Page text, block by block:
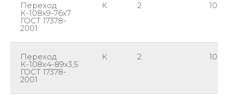
Переход
К-108х9-76х7
ГОСТ 17378-
2001
К 2 108
Переход
К-108х4-89х3,5
ГОСТ 17378-
2001
К 2 108